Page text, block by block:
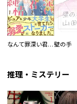
なんて罪深い君と僕の純情
推理・ミステリー